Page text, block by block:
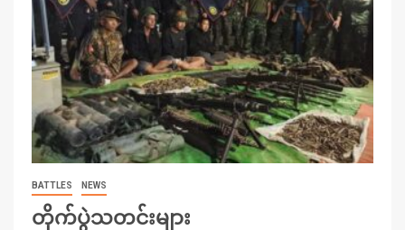
BATTLES NEWS
တိုက်ပွဲသတင်းများ